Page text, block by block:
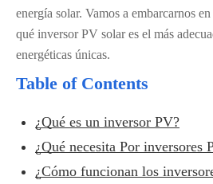
energía solar. Vamos a embarcarnos
qué inversor PV solar es el más
energéticas únicas.
Table of Contents
¿Qué es un inversor PV?
¿Qué necesita Por inversores
¿Cómo funcionan los